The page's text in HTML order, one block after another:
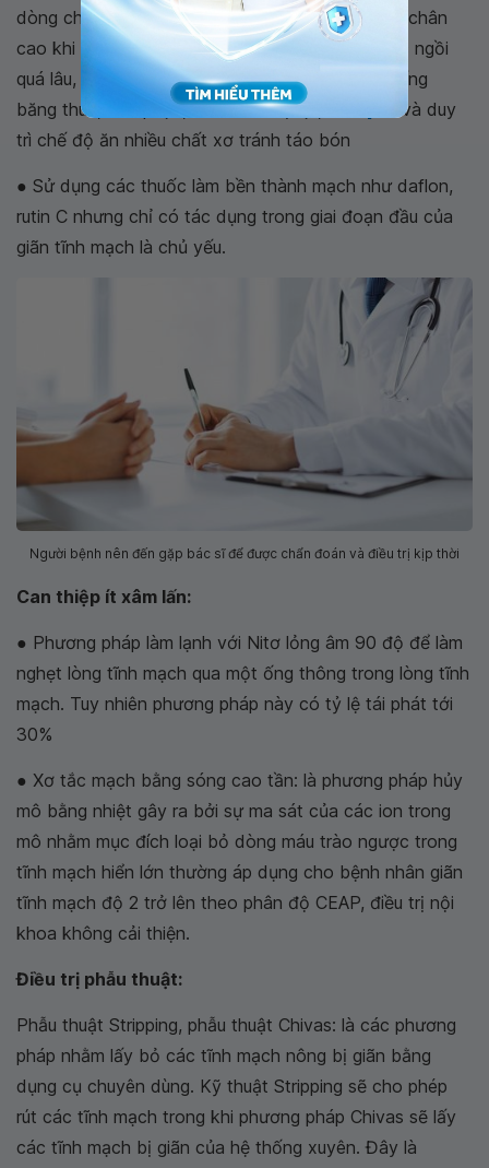
dòng chảy của tĩnh mạch được tốt hơn như: để chân
cao khi nghỉ ngơi, tập cơ mạnh, tránh đứng hoặc ngồi
quá lâu, mang tất thun hoặc cuốn chân bằng miếng
băng thun, vớ áp lực, tránh các dị tật,
và duy
trì chế độ ăn nhiều chất xơ tránh táo bón
● Sử dụng các thuốc làm bền thành mạch như daflon,
rutin C nhưng chỉ có tác dụng trong giai đoạn đầu của
giãn tĩnh mạch là chủ yếu.
Người bệnh nên đến gặp bác sĩ để được chẩn đoán và điều trị kịp thời
Can thiệp ít xâm lấn:
● Phương pháp làm lạnh với Nitơ lỏng âm 90 độ để làm
nghẹt lòng tĩnh mạch qua một ống thông trong lòng tĩnh
mạch. Tuy nhiên phương pháp này có tỷ lệ tái phát tới
30%
● Xơ tắc mạch bằng sóng cao tần: là phương pháp hủy
mô bằng nhiệt gây ra bởi sự ma sát của các ion trong
mô nhằm mục đích loại bỏ dòng máu trào ngược trong
tĩnh mạch hiển lớn thường áp dụng cho bệnh nhân giãn
tĩnh mạch độ 2 trở lên theo phân độ CEAP, điều trị nội
khoa không cải thiện.
Điều trị phẫu thuật:
Phẫu thuật Stripping, phẫu thuật Chivas: là các phương
pháp nhằm lấy bỏ các tĩnh mạch nông bị giãn bằng
dụng cụ chuyên dùng. Kỹ thuật Stripping sẽ cho phép
rút các tĩnh mạch trong khi phương pháp Chivas sẽ lấy
các tĩnh mạch bị giãn của hệ thống xuyên. Đây là